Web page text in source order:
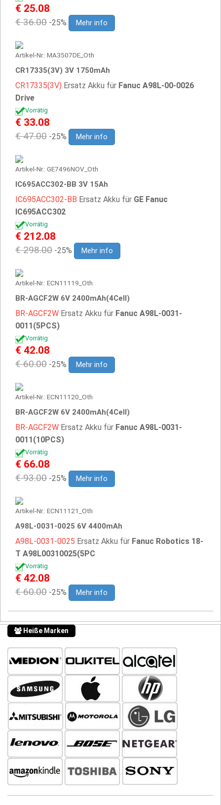
€ 25.08
€ 36.00 -25% Mehr info
Artikel-Nr.: MA3507DE_Oth
CR17335(3V) 3V 1750mAh
CR17335(3V) Ersatz Akku für Fanuc A98L-00-0026
Drive
Vorrätig
€ 33.08
€ 47.00 -25% Mehr info
Artikel-Nr.: GE7496NOV_Oth
IC695ACC302-BB 3V 15Ah
IC695ACC302-BB Ersatz Akku für GE Fanuc
IC695ACC302
Vorrätig
€ 212.08
€ 298.00 -25% Mehr info
Artikel-Nr.: ECN11119_Oth
BR-AGCF2W 6V 2400mAh(4Cell)
BR-AGCF2W Ersatz Akku für Fanuc A98L-0031-
0011(5PCS)
Vorrätig
€ 42.08
€ 60.00 -25% Mehr info
Artikel-Nr.: ECN11120_Oth
BR-AGCF2W 6V 2400mAh(4Cell)
BR-AGCF2W Ersatz Akku für Fanuc A98L-0031-
0011(10PCS)
Vorrätig
€ 66.08
€ 93.00 -25% Mehr info
Artikel-Nr.: ECN11121_Oth
A98L-0031-0025 6V 4400mAh
A98L-0031-0025 Ersatz Akku für Fanuc Robotics 18-
T A98L00310025(5PC
Vorrätig
€ 42.08
€ 60.00 -25% Mehr info
Heiße Marken